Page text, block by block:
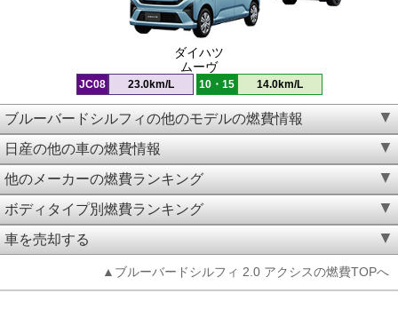
ダイハツ
ムーヴ
JC08 23.0km/L 10・15 14.0km/L
ブルーバードシルフィの他のモデルの燃費情報
日産の他の車の燃費情報
他のメーカーの燃費ランキング
ボディタイプ別燃費ランキング
車を売却する
▲ブルーバードシルフィ 2.0 アクシスの燃費TOPへ